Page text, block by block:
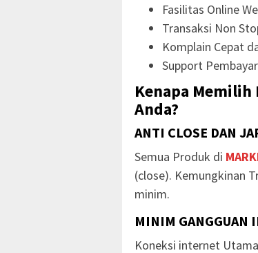
Fasilitas Online
Transaksi Non
Komplain Cepat
Support
Kenapa Memilih
Anda?
ANTI CLOSE DAN
Semua Produk di
(close). Kemungkinan
minim.
MINIM GANGGUAN
Koneksi internet Utama